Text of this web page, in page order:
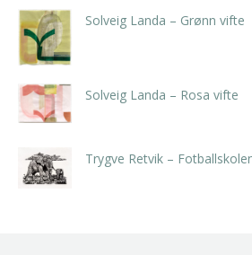
Solveig Landa – Grønn vifte
Solveig Landa – Rosa vifte
Trygve Retvik –